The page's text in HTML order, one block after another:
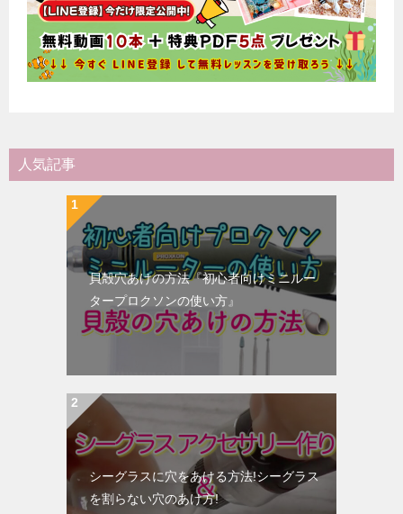
人気記事
貝殻穴あけの方法『初心者向けミニルー
タープロクソンの使い方』
シーグラスに穴をあける方法!シーグラス
を割らない穴のあけ方!